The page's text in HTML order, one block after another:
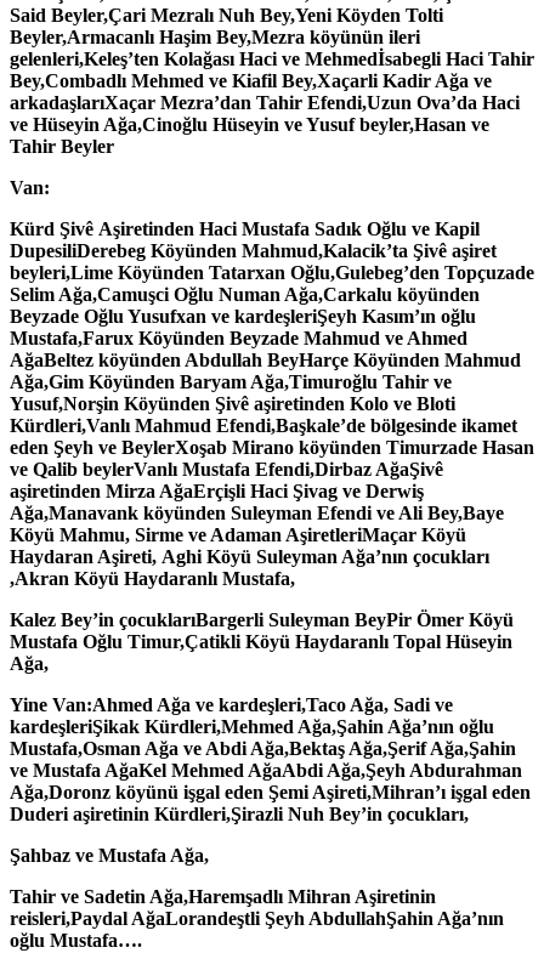
Said Beyler,Çari Mezralı Nuh Bey,Yeni Köyden Tolti
Beyler,Armacanlı Haşim Bey,Mezra köyünün ileri
gelenleri,Keleş’ten Kolağası Haci ve Mehmedİsabegli Haci Tahir
Bey,Combadlı Mehmed ve Kiafil Bey,Xaçarli Kadir Ağa ve
arkadaşlarıXaçar Mezra’dan Tahir Efendi,Uzun Ova’da Haci
ve Hüseyin Ağa,Cinoğlu Hüseyin ve Yusuf beyler,Hasan ve
Tahir Beyler
Van:
Kürd Şivê Aşiretinden Haci Mustafa Sadık Oğlu ve Kapil
DupesiliDerebeg Köyünden Mahmud,Kalacik’ta Şivê aşiret
beyleri,Lime Köyünden Tatarxan Oğlu,Gulebeg’den Topçuzade
Selim Ağa,Camuşci Oğlu Numan Ağa,Carkalu köyünden
Beyzade Oğlu Yusufxan ve kardeşleriŞeyh Kasım’ın oğlu
Mustafa,Farux Köyünden Beyzade Mahmud ve Ahmed
AğaBeltez köyünden Abdullah BeyHarçe Köyünden Mahmud
Ağa,Gim Köyünden Baryam Ağa,Timuroğlu Tahir ve
Yusuf,Norşin Köyünden Şivê aşiretinden Kolo ve Bloti
Kürdleri,Vanlı Mahmud Efendi,Başkale’de bölgesinde ikamet
eden Şeyh ve BeylerXoşab Mirano köyünden Timurzade Hasan
ve Qalib beylerVanlı Mustafa Efendi,Dirbaz AğaŞivê
aşiretinden Mirza AğaErçişli Haci Şivag ve Derwiş
Ağa,Manavank köyünden Suleyman Efendi ve Ali Bey,Baye
Köyü Mahmu, Sirme ve Adaman AşiretleriMaçar Köyü
Haydaran Aşireti, Aghi Köyü Suleyman Ağa’nın çocukları
,Akran Köyü Haydaranlı Mustafa,
Kalez Bey’in çocuklarıBargerli Suleyman BeyPir Ömer Köyü
Mustafa Oğlu Timur,Çatikli Köyü Haydaranlı Topal Hüseyin
Ağa,
Yine Van:Ahmed Ağa ve kardeşleri,Taco Ağa, Sadi ve
kardeşleriŞikak Kürdleri,Mehmed Ağa,Şahin Ağa’nın oğlu
Mustafa,Osman Ağa ve Abdi Ağa,Bektaş Ağa,Şerif Ağa,Şahin
ve Mustafa AğaKel Mehmed AğaAbdi Ağa,Şeyh Abdurahman
Ağa,Doronz köyünü işgal eden Şemi Aşireti,Mihran’ı işgal eden
Duderi aşiretinin Kürdleri,Şirazli Nuh Bey’in çocukları,
Şahbaz ve Mustafa Ağa,
Tahir ve Sadetin Ağa,Haremşadlı Mihran Aşiretinin
reisleri,Paydal AğaLorandeştli Şeyh AbdullahŞahin Ağa’nın
oğlu Mustafa….